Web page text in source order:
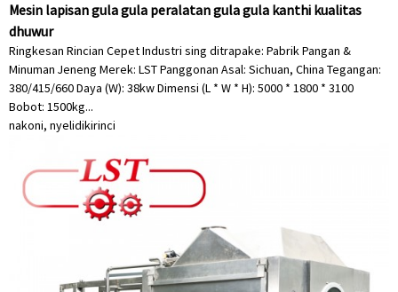
Mesin lapisan gula gula peralatan gula gula kanthi kualitas
dhuwur
Ringkesan Rincian Cepet Industri sing ditrapake: Pabrik Pangan &
Minuman Jeneng Merek: LST Panggonan Asal: Sichuan, China Tegangan:
380/415/660 Daya (W): 38kw Dimensi (L * W * H): 5000 * 1800 * 3100
Bobot: 1500kg...
nakoni, nyelidikirinci